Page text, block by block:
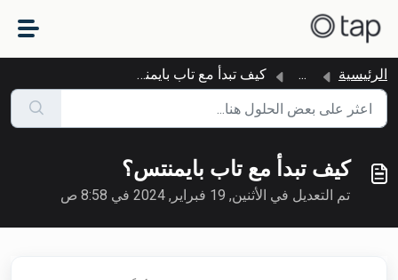
الرئيسية ... كيف تبدأ مع تاب بايمنتس؟
كيف تبدأ مع تاب بايمنتس؟
تم التعديل في الأثنين, 19 فبراير, 2024 في 8:58 ص